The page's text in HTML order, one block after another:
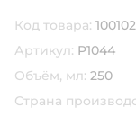
Код товара:
Артикул: P1044
Объём, мл: 250
Страна